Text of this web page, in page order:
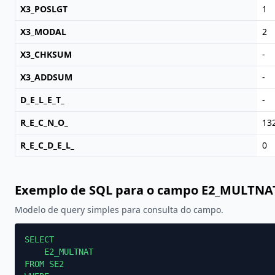
X3_POSLGT
1
X3_MODAL
2
X3_CHKSUM
-
X3_ADDSUM
-
D_E_L_E_T_
-
R_E_C_N_O_
R_E_C_D_E_L_
0
Exemplo de SQL para o campo
Modelo de query simples para consulta do campo.
SELECT
    E2_MULTNAT
FROM SE2